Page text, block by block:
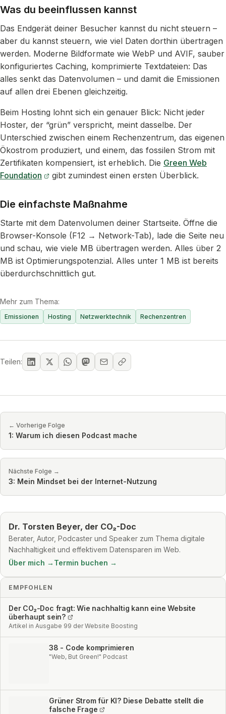
Was du beeinflussen kannst
Das Endgerät deiner Besucher kannst du nicht steuern –
aber du kannst steuern, wie viel Daten dorthin übertragen
werden. Moderne Bildformate wie WebP und AVIF, sauber
konfiguriertes Caching, komprimierte Textdateien: Das
alles senkt das Datenvolumen – und damit die Emissionen
auf allen drei Ebenen gleichzeitig.
Beim Hosting lohnt sich ein genauer Blick: Nicht jeder
Hoster, der “grün” verspricht, meint dasselbe. Der
Unterschied zwischen einem Rechenzentrum, das eigenen
Ökostrom produziert, und einem, das fossilen Strom mit
Zertifikaten kompensiert, ist erheblich. Die Green Web
Foundation
gibt zumindest einen ersten Überblick.
Die einfachste Maßnahme
Starte mit dem Datenvolumen deiner Startseite. Öffne die
Browser-Konsole (F12 → Network-Tab), lade die Seite neu
und schau, wie viele MB übertragen werden. Alles über 2
MB ist Optimierungspotenzial. Alles unter 1 MB ist bereits
überdurchschnittlich gut.
Mehr zum Thema:
Emissionen Hosting Netzwerktechnik Rechenzentren
Teilen:
← Vorherige Folge
1: Warum ich diesen Podcast mache
Nächste Folge →
3: Mein Mindset bei der Internet-Nutzung
Dr. Torsten Beyer, der CO₂-Doc
Berater, Autor, Podcaster und Speaker zum Thema digitale
Nachhaltigkeit und effektivem Datensparen im Web.
Über mich → Termin buchen →
EMPFOHLEN
Der CO₂-Doc fragt: Wie nachhaltig kann eine Website
überhaupt sein?
Artikel in Ausgabe 99 der Website Boosting
38 - Code komprimieren
"Web, But Green!" Podcast
Grüner Strom für KI? Diese Debatte stellt die
falsche Frage